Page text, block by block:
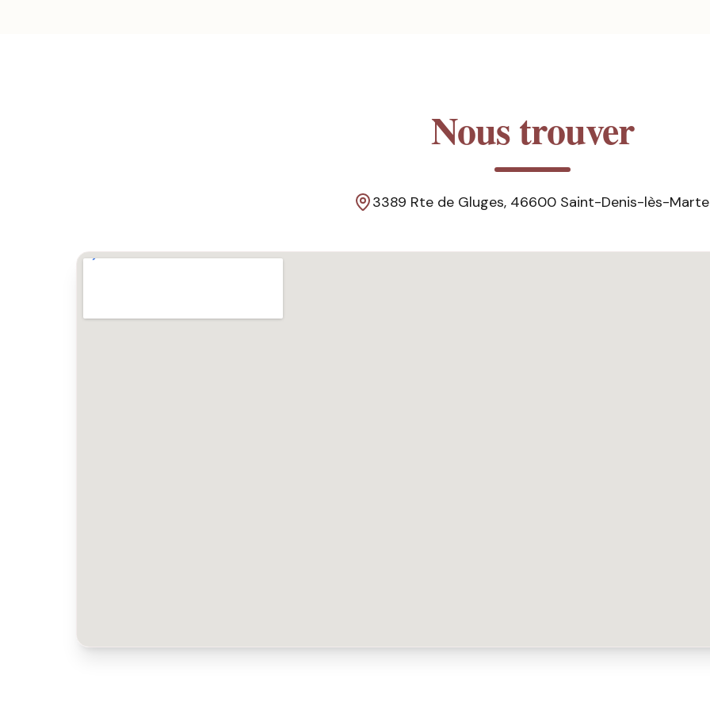
Nous trouver
3389 Rte de Gluges, 46600 Saint-Denis-lès-